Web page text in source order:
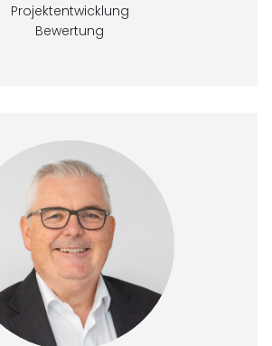
Projektentwicklung
Bewertung